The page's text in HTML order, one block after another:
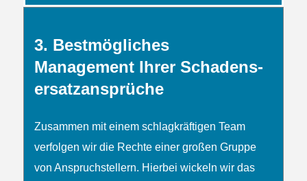
3. Bestmögliches
Management Ihrer Schadens­
ersatz­ansprüche
Zusammen mit einem schlag­kräftigen Team
verfolgen wir die Rechte einer großen Gruppe
von Anspruch­­stellern. Hierbei wickeln wir das